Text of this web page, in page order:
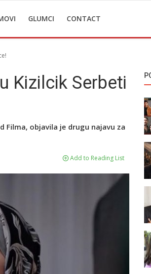
GLUMCI CONTACT
Kizilcik Serbeti
Filma, objavila je drugu najavu za
Add to Reading List